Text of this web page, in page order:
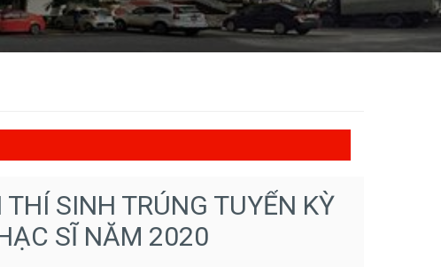
SINH TRÚNG TUYỂN KỲ
SĨ NĂM 2020